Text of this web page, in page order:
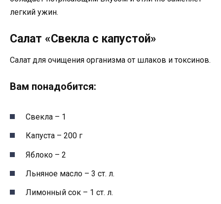
легкий ужин.
Салат «Свекла с капустой»
Салат для очищения организма от шлаков и токсинов.
Вам понадобится:
Свекла – 1
Капуста – 200 г
Яблоко – 2
Льняное масло – 3 ст. л.
Лимонный сок – 1 ст. л.